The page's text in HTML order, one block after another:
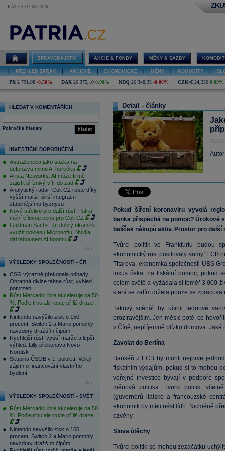
PÁTEK 07.08.2026
ZPRAVODAJSTVÍ AKCIE & FONDY MĚNY & SAZBY
PŘEHLED ZPRÁV AKCIOVÉ EKONOMICKÉ MĚNY KOMODITY
PX 2 791,08 -0,50% DAX 26 375,10 0,90% NDQ 26 348,35 -0,06% CZK/€ 24,250 0,09%
HLEDAT V KOMENTÁŘÍCH
hledat
Pokročilé hledání
INVESTIČNÍ DOPORUČENÍ
AstraZeneca jako sázka na
defenzivu mimo AI horečku
Arista Networks: AI může firmě
zajistit příznivý vítr do zad
Analytický radar: Colt CZ roste díky
vyšší marži, širší integraci i
stabilnějšímu byznysu
Nové střelivo pro další růst. Patria
mění cílovou cenu pro Colt CZ
Goldman Sachs: Je dobrý okamžik
využít poklesu Microsoftu. Nvidia
dál tahounem AI boomu
více...
VÝSLEDKY SPOLEČNOSTÍ - ČR
CSG výrazně překonala odhady.
Obranná divize táhne růst, výhled
potvrzen
Růst MercadoLibre akceleruje na 50
%. Podle trhu ale roste příliš draze
Nintendo navýšilo zisk o 150
procent. Switch 2 a Mario pomohly
navzdory dražším čipům
Rychlejší růst, vyšší marže a lepší
výhled. Lilly překonává Novo
Nordisk
Skupina ČSOB v 1. pololetí: Velký
zájem o financování vlastního
bydlení
více...
VÝSLEDKY SPOLEČNOSTÍ - SVĚT
Růst MercadoLibre akceleruje na 50
%. Podle trhu ale roste příliš draze
Nintendo navýšilo zisk o 150
procent. Switch 2 a Mario pomohly
navzdory dražším čipům
Detail - články
Pokud šíření koronaviru vyvolá
banka přispěchá na pomoc? Úrokové
balíček nákupů aktiv. Prostor pro
Tvůrci politik ve Frankfurtu budou
ekonomický růst posilovaly samy."ECB
Titareva, ekonomka společnosti UBS
luxus čekat na fiskální pomoc, pokud
celém světě a vyžádala si téměř 3 000
která se zatím držela pouze ve
Takový scénář by učinil lednové
prozíravějším. Jen měsíc poté, co
v Číně, nepříjemně blízko domova.
Zavolat do Berlína
Bankéři z ECB by mohli nejprve
fiskálním výdajům, pokud si to mohou
veřejné investice bývají v podpoře
měnová politika. Tvůrci politik,
(guvernérů italské a francouzské
ekonomik by měli nést lídři. Nicméně
ozvěny.
Slova útěchy
Tvůrci politik se mohou zezačátku